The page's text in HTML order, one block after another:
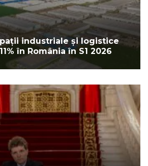
industriale și logistice
în România în S1 2026